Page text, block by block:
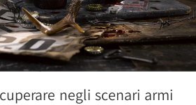
negli scenari armi